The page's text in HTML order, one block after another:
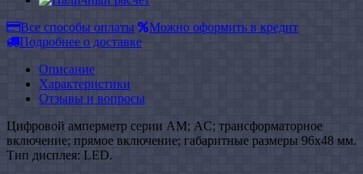
Все способы оплаты
Можно оформить в кредит
Подробнее о доставке
Описание
Характеристики
Отзывы и вопросы
Цифровой амперметр серии АМ; AC; трансформаторное
включение; прямое включение; габаритные размеры 96х48 мм.
Тип дисплея: LED.